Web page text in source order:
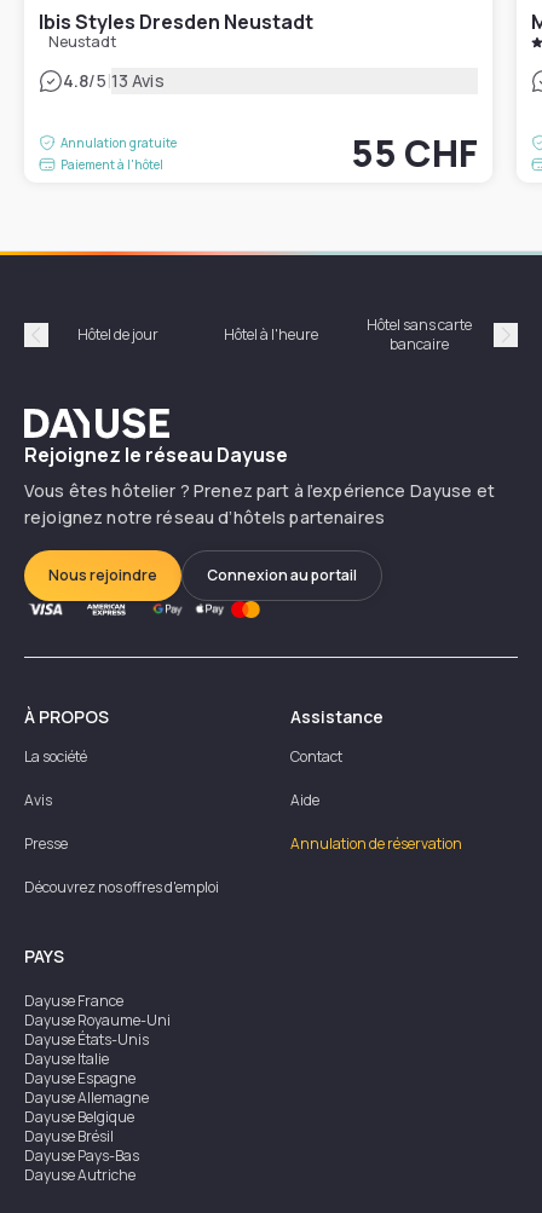
Ibis Styles Dresden Neustadt
Neustadt
4.8/5|13 Avis
Annulation gratuite
Paiement à l'hôtel
55 CHF
Précédent
Hôtel de jour Hôtel à l'heure
Hôtel sans carte
bancaire
Dayuse
Rejoignez le réseau Dayuse
Vous êtes hôtelier ? Prenez part à l’expérience Dayuse et
rejoignez notre réseau d’hôtels partenaires
Nous rejoindre Connexion au portail
À PROPOS
La société
Avis
Presse
Découvrez nos offres d'emploi
Assistance
Contact
Aide
Annulation de réservation
PAYS
DayuseFrance
DayuseRoyaume-Uni
DayuseÉtats-Unis
DayuseItalie
DayuseEspagne
DayuseAllemagne
DayuseBelgique
DayuseBrésil
DayusePays-Bas
DayuseAutriche